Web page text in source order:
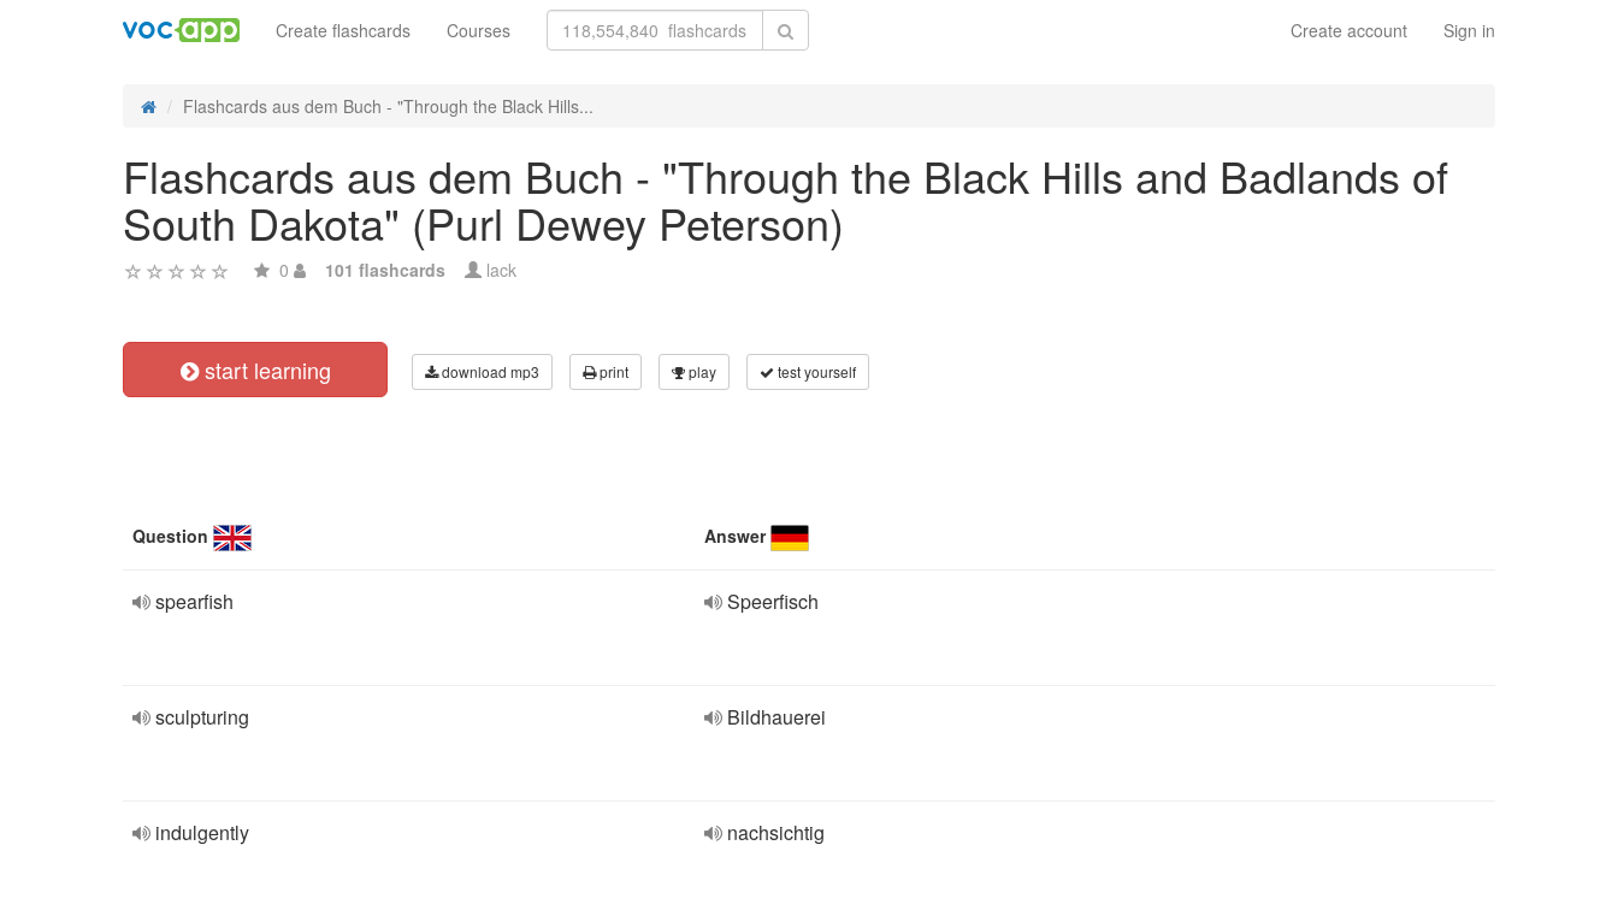
Create account Sign in
Create flashcards Courses
Flashcards aus dem Buch - "Through the Black Hills...
Flashcards aus dem Buch - "Through the Black Hills and Badlands of
South Dakota" (Purl Dewey Peterson)
0 101 flashcards lack
start learning download mp3 print play test yourself
Question Answer
spearfish Speerfisch
sculpturing Bildhauerei
indulgently nachsichtig